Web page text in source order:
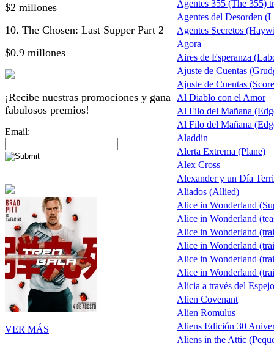
$2 millones
10. The Chosen: Last Supper Part 2
$0.9 millones
¡Recibe nuestras promociones y gana
fabulosos premios!
Email:
VER MÁS
Agentes 355 (The 355)
Agentes del Desorden
Agentes Secretos
Agora
Aires de Esperanza
Ajuste de Cuentas
Ajuste de Cuentas
Al Diablo con el Amor
Al Filo del Mañana
Al Filo del Mañana
Aladdin
Alerta Extrema (Plane)
Alex Cross
Alexander y un Día
Aliados (Allied)
Alice in Wonderland
Alice in Wonderland
Alice in Wonderland
Alice in Wonderland
Alice in Wonderland
Alice in Wonderland
Alicia a través del
Alien Covenant
Alien Romulus
Aliens Edición 30
Aliens in the Attic